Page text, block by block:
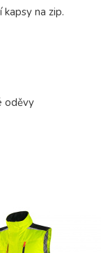
na zip.
oděvy